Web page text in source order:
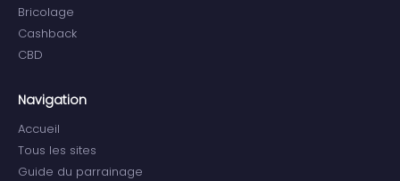
Bricolage
Cashback
CBD
Navigation
Accueil
Tous les sites
Guide du parrainage